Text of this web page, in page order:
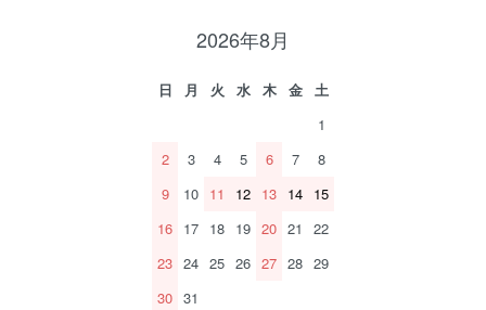
2026年8月
日 月 火 水 木 金
土
1
2
3 4 5 6 7
8
9
10 11 12 13 14 15
16 17 18 19 20 21
22
23 24 25 26 27 28 29
30 31